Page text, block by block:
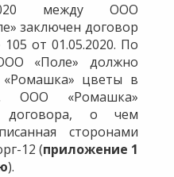
между ООО
заключен договор
от 01.05.2020. По
«Поле» должно
цветы в
ООО «Ромашка»
договора, о чем
сторонами
12 (приложение 1
).